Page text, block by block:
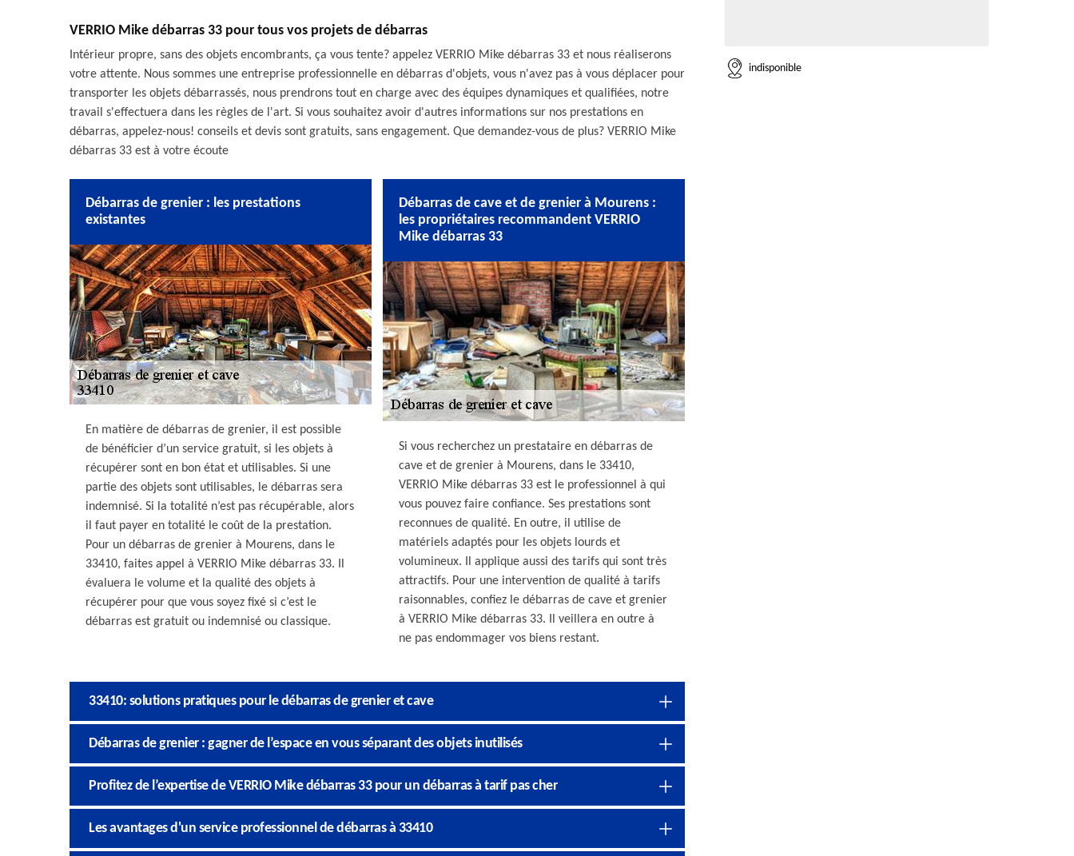
VERRIO Mike débarras 33 pour tous vos projets de débarras
Intérieur propre, sans des objets encombrants, ça vous tente? appelez VERRIO Mike débarras 33 et nous réaliserons
votre attente. Nous sommes une entreprise professionnelle en débarras d'objets, vous n'avez pas à vous déplacer pour
transporter les objets débarrassés, nous prendrons tout en charge avec des équipes dynamiques et qualifiées, notre
travail s'effectuera dans les règles de l'art. Si vous souhaitez avoir d'autres informations sur nos prestations en
débarras, appelez-nous! conseils et devis sont gratuits, sans engagement. Que demandez-vous de plus? VERRIO Mike
débarras 33 est à votre écoute
Débarras de grenier : les prestations
existantes
En matière de débarras de grenier, il est possible
de bénéficier d’un service gratuit, si les objets à
récupérer sont en bon état et utilisables. Si une
partie des objets sont utilisables, le débarras sera
indemnisé. Si la totalité n’est pas récupérable, alors
il faut payer en totalité le coût de la prestation.
Pour un débarras de grenier à Mourens, dans le
33410, faites appel à VERRIO Mike débarras 33. Il
évaluera le volume et la qualité des objets à
récupérer pour que vous soyez fixé si c’est le
débarras est gratuit ou indemnisé ou classique.
Débarras de cave et de grenier à Mourens :
les propriétaires recommandent VERRIO
Mike débarras 33
Si vous recherchez un prestataire en débarras de
cave et de grenier à Mourens, dans le 33410,
VERRIO Mike débarras 33 est le professionnel à qui
vous pouvez faire confiance. Ses prestations sont
reconnues de qualité. En outre, il utilise de
matériels adaptés pour les objets lourds et
volumineux. Il applique aussi des tarifs qui sont très
attractifs. Pour une intervention de qualité à tarifs
raisonnables, confiez le débarras de cave et grenier
à VERRIO Mike débarras 33. Il veillera en outre à
ne pas endommager vos biens restant.
33410: solutions pratiques pour le débarras de grenier et cave
Débarras de grenier : gagner de l’espace en vous séparant des objets inutilisés
Profitez de l’expertise de VERRIO Mike débarras 33 pour un débarras à tarif pas cher
Les avantages d'un service professionnel de débarras à 33410
indisponible